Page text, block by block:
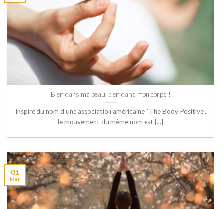
Bien dans ma peau, bien dans mon corps !
Inspiré du nom d’une association américaine “The Body Positive”,
le mouvement du même nom est [...]
01
Mar